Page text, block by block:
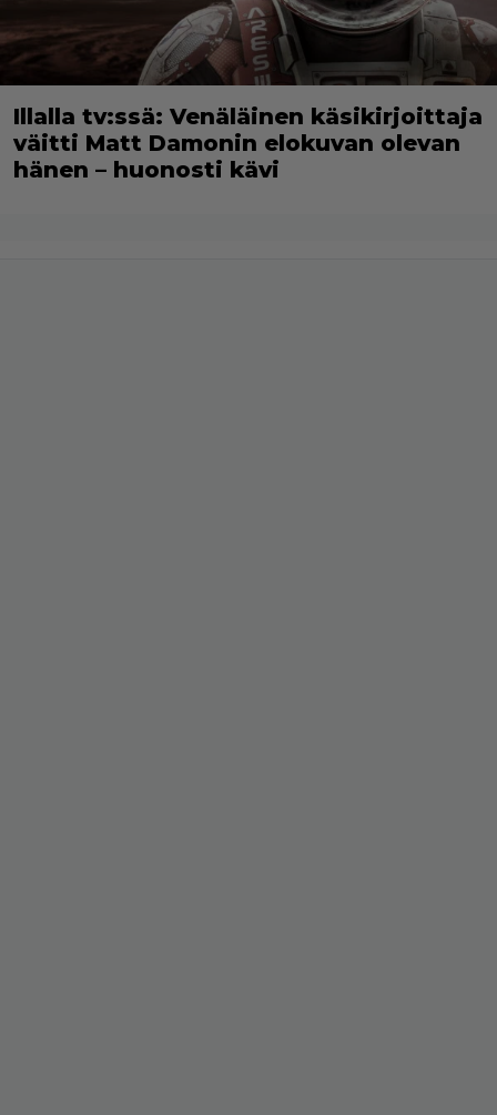
Illalla tv:ssä: Venäläinen käsikirjoittaja
väitti Matt Damonin elokuvan olevan
hänen – huonosti kävi